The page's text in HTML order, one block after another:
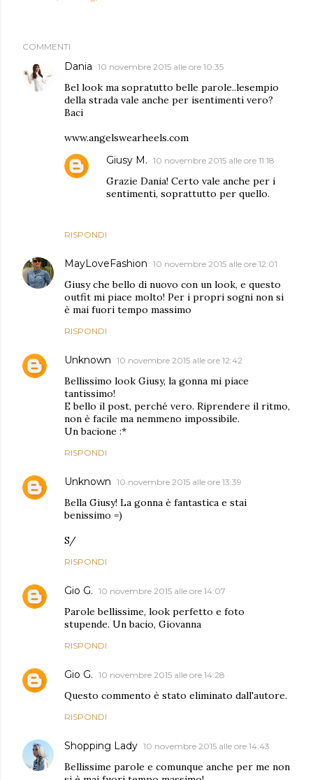
COMMENTI
Dania 10 novembre 2015 alle ore 10:35
Bel look ma sopratutto belle parole..lesempio
della strada vale anche per isentimenti vero?
Baci
www.angelswearheels.com
RISPONDI
Giusy M. 10 novembre 2015 alle ore 11:18
Grazie Dania! Certo vale anche per i
sentimenti, soprattutto per quello.
MayLoveFashion 10 novembre 2015 alle ore 12:01
Giusy che bello di nuovo con un look, e questo
outfit mi piace molto! Per i propri sogni non si
è mai fuori tempo massimo
RISPONDI
Unknown 10 novembre 2015 alle ore 12:42
Bellissimo look Giusy, la gonna mi piace
tantissimo!
E bello il post, perché vero. Riprendere il ritmo,
non è facile ma nemmeno impossibile.
Un bacione :*
RISPONDI
Unknown 10 novembre 2015 alle ore 13:39
Bella Giusy! La gonna è fantastica e stai
benissimo =)
S/
RISPONDI
Gio G. 10 novembre 2015 alle ore 14:07
Parole bellissime, look perfetto e foto
stupende. Un bacio, Giovanna
RISPONDI
Gio G. 10 novembre 2015 alle ore 14:28
Questo commento è stato eliminato dall'autore.
RISPONDI
Shopping Lady 10 novembre 2015 alle ore 14:43
Bellissime parole e comunque anche per me non